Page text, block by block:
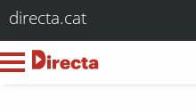
directa.cat